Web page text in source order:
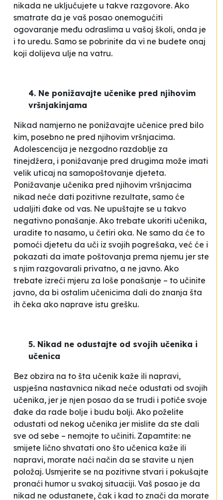
nikada ne uključujete u takve razgovore. Ako
smatrate da je vaš posao onemogućiti
ogovaranje među odraslima u vašoj školi, onda je
i to uredu. Samo se pobrinite da vi ne budete onaj
koji dolijeva ulje na vatru.
4. Ne ponižavajte učenike pred njihovim
vršnjakinjama
Nikad namjerno ne ponižavajte učenice pred bilo
kim, posebno ne pred njihovim vršnjacima.
Adolescencija je nezgodno razdoblje za
tinejdžera, i ponižavanje pred drugima može imati
velik uticaj na samopoštovanje djeteta.
Ponižavanje učenika pred njihovim vršnjacima
nikad neće dati pozitivne rezultate, samo će
udaljiti đake od vas. Ne upuštajte se u takvo
negativno ponašanje. Ako trebate ukoriti učenika,
uradite to nasamo, u četiri oka. Ne samo da će to
pomoći djetetu da uči iz svojih pogrešaka, već će i
pokazati da imate poštovanja prema njemu jer ste
s njim razgovarali privatno, a ne javno. Ako
trebate izreći mjeru za loše ponašanje – to učinite
javno, da bi ostalim učenicima dali do znanja šta
ih čeka ako naprave istu grešku.
5. Nikad ne odustajte od svojih učenika i
učenica
Bez obzira na to šta učenik kaže ili napravi,
uspješna nastavnica nikad neće odustati od svojih
učenika, jer je njen posao da se trudi i potiče svoje
đake da rade bolje i budu bolji. Ako poželite
odustati od nekog učenika jer mislite da ste dali
sve od sebe – nemojte to učiniti. Zapamtite: ne
smijete lično shvatati ono što učenica kaže ili
napravi, morate naći način da se stavite u njen
položaj. Usmjerite se na pozitivne stvari i pokušajte
pronaći humor u svakoj situaciji. Vaš posao je da
nikad ne odustanete, čak i kad to znači da morate